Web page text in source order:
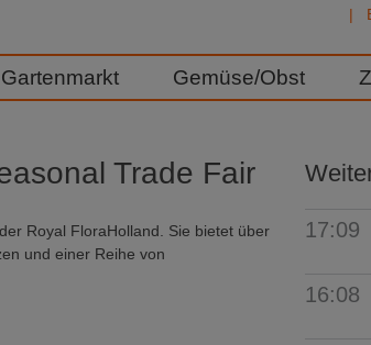
Gartenmarkt Gemüse/Obst
Trade Fair
Royal FloraHolland. Sie bietet über
und einer Reihe von
17:09
16:08